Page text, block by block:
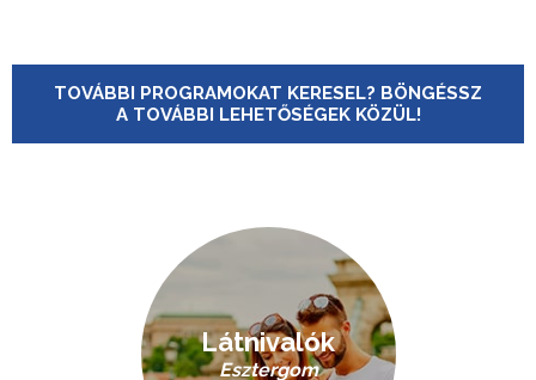
TOVÁBBI PROGRAMOKAT KERESEL? BÖNGÉSSZ
A TOVÁBBI LEHETŐSÉGEK KÖZÜL!
Látnivalók
Esztergom